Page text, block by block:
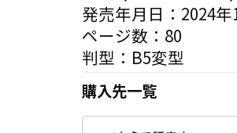
発売年月日：2024年
ページ数：80
判型：B5変型
購入先一覧